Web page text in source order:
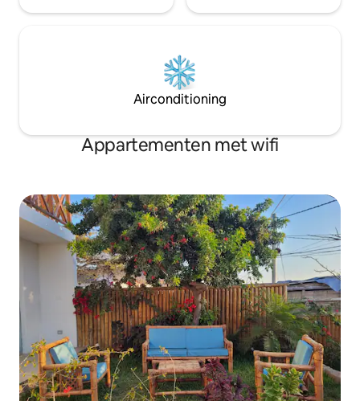
Airconditioning
Appartementen met wifi